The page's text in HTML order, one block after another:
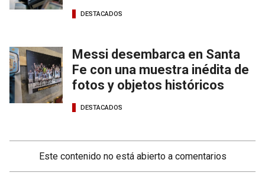
DESTACADOS
Messi desembarca en Santa
Fe con una muestra inédita de
fotos y objetos históricos
DESTACADOS
Este contenido no está abierto a comentarios